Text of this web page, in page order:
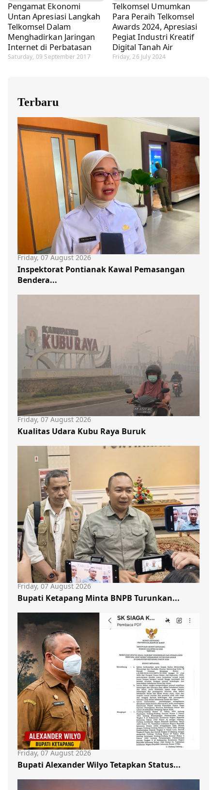
Pengamat Ekonomi
Untan Apresiasi Langkah
Telkomsel Dalam
Menghadirkan Jaringan
Internet di Perbatasan
Saturday, 09 September 2017
Telkomsel Umumkan
Para Peraih Telkomsel
Awards 2024, Apresiasi
Pegiat Industri Kreatif
Digital Tanah Air
Friday, 26 July 2024
Terbaru
Friday, 07 August 2026
Inspektorat Pontianak Kawal Pemasangan
Bendera...
Friday, 07 August 2026
Kualitas Udara Kubu Raya Buruk
Friday, 07 August 2026
Bupati Ketapang Minta BNPB Turunkan...
Friday, 07 August 2026
Bupati Alexander Wilyo Tetapkan Status...